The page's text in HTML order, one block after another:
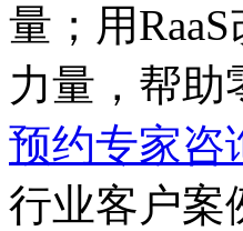
量；用RaaS
力量，
预约专家咨
行业客户案